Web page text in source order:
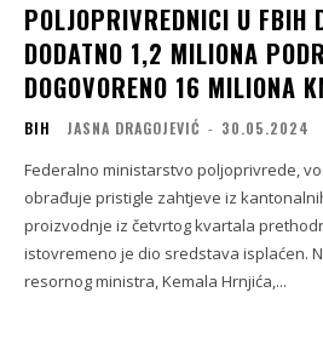
POLJOPRIVREDNICI U FBIH
DODATNO 1,2 MILIONA
DOGOVORENO 16 MILIONA
BIH JASNA DRAGOJEVIĆ - 30.05.2024
Federalno ministarstvo poljoprivrede,
obrađuje pristigle zahtjeve iz
proizvodnje iz četvrtog kvartala
istovremeno je dio sredstava isplaćen.
resornog ministra, Kemala Hrnjića,...